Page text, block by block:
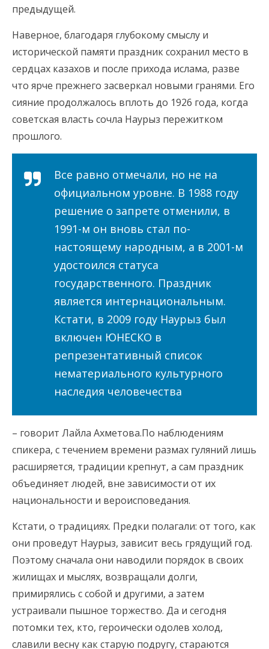
предыдущей.
Наверное, благодаря глубокому смыслу и
исторической памяти праздник сохранил место в
сердцах казахов и после прихода ислама, разве
что ярче прежнего засверкал новыми гранями. Его
сияние продолжалось вплоть до 1926 года, когда
советская власть сочла Наурыз пережитком
прошлого.
Все равно отмечали, но не на
официальном уровне. В 1988 году
решение о запрете отменили, в
1991-м он вновь стал по-
настоящему народным, а в 2001-м
удостоился статуса
государственного. Праздник
является интернациональным.
Кстати, в 2009 году Наурыз был
включен ЮНЕСКО в
репрезентативный список
нематериального культурного
наследия человечества
– говорит Лайла Ахметова.По наблюдениям
спикера, с течением времени размах гуляний лишь
расширяется, традиции крепнут, а сам праздник
объединяет людей, вне зависимости от их
национальности и вероисповедания.
Кстати, о традициях. Предки полагали: от того, как
они проведут Наурыз, зависит весь грядущий год.
Поэтому сначала они наводили порядок в своих
жилищах и мыслях, возвращали долги,
примирялись с собой и другими, а затем
устраивали пышное торжество. Да и сегодня
потомки тех, кто, героически одолев холод,
славили весну как старую подругу, стараются